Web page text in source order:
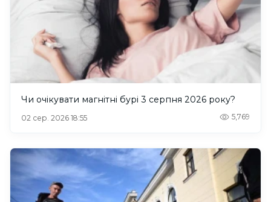
Чи очікувати магнітні бурі 3 серпня 2026 року?
02 сер. 2026 18:55 5,769